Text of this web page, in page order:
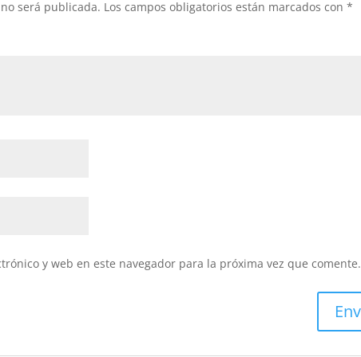
será publicada. Los campos obligatorios están marcados con*
y web en este navegador para la próxima vez que comente.